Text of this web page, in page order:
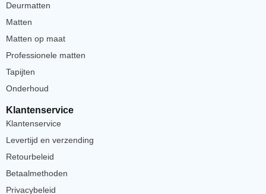
Deurmatten
Matten
Matten op maat
Professionele matten
Tapijten
Onderhoud
Klantenservice
Klantenservice
Levertijd en verzending
Retourbeleid
Betaalmethoden
Privacybeleid